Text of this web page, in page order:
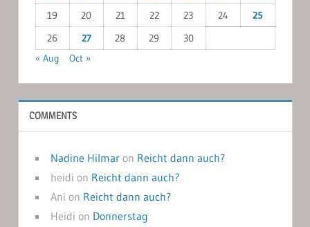
19
20 21 22 23 24
25
26
27 28 29
30
« Aug
Oct »
COMMENTS
Nadine Hilmaron Reicht dann auch?
heidi on Reicht dann auch?
Ani on Reicht dann auch?
Heidi on Donnerstag